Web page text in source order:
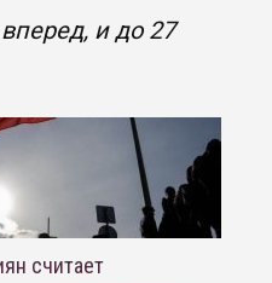
и до 27
считает